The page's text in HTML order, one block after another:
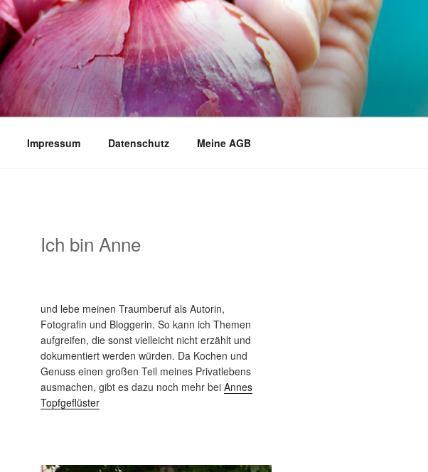
Impressum Datenschutz Meine AGB
Ich bin Anne
und lebe meinen Traumberuf als Autorin,
Fotografin und Bloggerin. So kann ich Themen
aufgreifen, die sonst vielleicht nicht erzählt und
dokumentiert werden würden. Da Kochen und
Genuss einen großen Teil meines Privatlebens
ausmachen, gibt es dazu noch mehr bei Annes
Topfgeflüster